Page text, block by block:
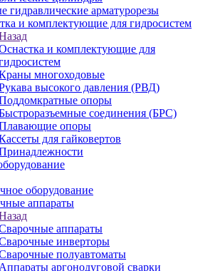
гидравлические арматурорезы
и комплектующие для гидросистем
и комплектующие для
многоходовые
высокого давления (РВД)
опоры
соединения (БРС)
опоры
для гайковертов
оборудование
аппараты
аппараты
инверторы
полуавтоматы
Аппараты аргонодуговой сварки